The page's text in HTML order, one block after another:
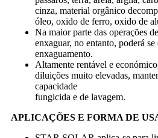
cinza, material orgânico
óleo, oxido de ferro, oxido de
Na maior parte das operações
enxaguar, no entanto, poderá
enxaguamento.
Altamente rentável e
diluições muito elevadas,
capacidade
fungicida e de lavagem.
APLICAÇÕES E FORMA DE